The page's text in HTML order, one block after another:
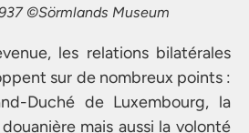
©Sörmlands Museum
les relations bilatérales
sur de nombreux points :
Duché de Luxembourg, la
mais aussi la volonté